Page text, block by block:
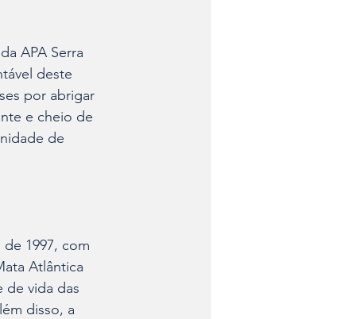
APA Serra
deste
por abrigar
e cheio de
de
1997, com
Atlântica
de vida das
disso, a